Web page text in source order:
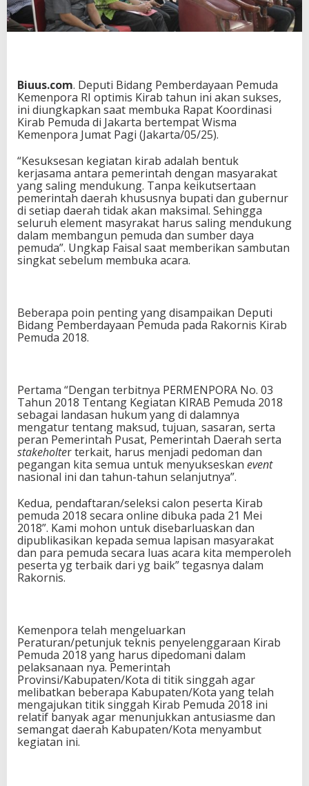
S
i
a
s
u
k
s
e
k
a
n
M
a
s
y
a
r
a
Biuus.com. Deputi Bidang Pemberdayaan Pemuda
Kemenpora RI optimis Kirab tahun ini akan sukses,
ini diungkapkan saat membuka Rapat Koordinasi
Kirab Pemuda di Jakarta bertempat Wisma
Kemenpora Jumat Pagi (Jakarta/05/25).
“Kesuksesan kegiatan kirab adalah bentuk
kerjasama antara pemerintah dengan masyarakat
yang saling mendukung. Tanpa keikutsertaan
pemerintah daerah khususnya bupati dan gubernur
di setiap daerah tidak akan maksimal. Sehingga
seluruh element masyrakat harus saling mendukung
dalam membangun pemuda dan sumber daya
pemuda”. Ungkap Faisal saat memberikan sambutan
singkat sebelum membuka acara.
Beberapa poin penting yang disampaikan Deputi
Bidang Pemberdayaan Pemuda pada Rakornis Kirab
Pemuda 2018.
Pertama “Dengan terbitnya PERMENPORA No. 03
Tahun 2018 Tentang Kegiatan KIRAB Pemuda 2018
sebagai landasan hukum yang di dalamnya
mengatur tentang maksud, tujuan, sasaran, serta
peran Pemerintah Pusat, Pemerintah Daerah serta
stakeholter terkait, harus menjadi pedoman dan
pegangan kita semua untuk menyukseskan event
nasional ini dan tahun-tahun selanjutnya”.
Kedua, pendaftaran/seleksi calon peserta Kirab
pemuda 2018 secara online dibuka pada 21 Mei
2018”. Kami mohon untuk disebarluaskan dan
dipublikasikan kepada semua lapisan masyarakat
dan para pemuda secara luas acara kita memperoleh
peserta yg terbaik dari yg baik” tegasnya dalam
Rakornis.
Kemenpora telah mengeluarkan
Peraturan/petunjuk teknis penyelenggaraan Kirab
Pemuda 2018 yang harus dipedomani dalam
pelaksanaan nya. Pemerintah
Provinsi/Kabupaten/Kota di titik singgah agar
melibatkan beberapa Kabupaten/Kota yang telah
mengajukan titik singgah Kirab Pemuda 2018 ini
relatif banyak agar menunjukkan antusiasme dan
semangat daerah Kabupaten/Kota menyambut
kegiatan ini.